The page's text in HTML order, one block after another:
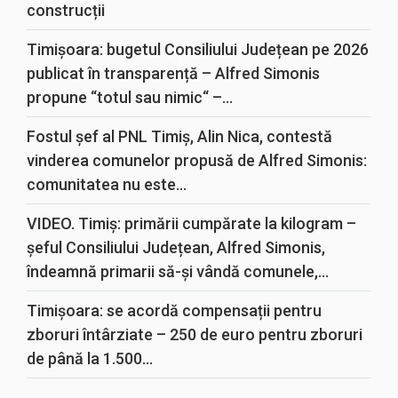
construcții
Timișoara: bugetul Consiliului Județean pe 2026
publicat în transparență – Alfred Simonis
propune “totul sau nimic“ –...
Fostul șef al PNL Timiș, Alin Nica, contestă
vinderea comunelor propusă de Alfred Simonis:
comunitatea nu este...
VIDEO. Timiș: primării cumpărate la kilogram –
șeful Consiliului Județean, Alfred Simonis,
îndeamnă primarii să-și vândă comunele,...
Timișoara: se acordă compensații pentru
zboruri întârziate – 250 de euro pentru zboruri
de până la 1.500...